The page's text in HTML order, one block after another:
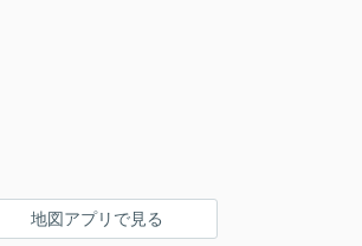
地図アプリで見る